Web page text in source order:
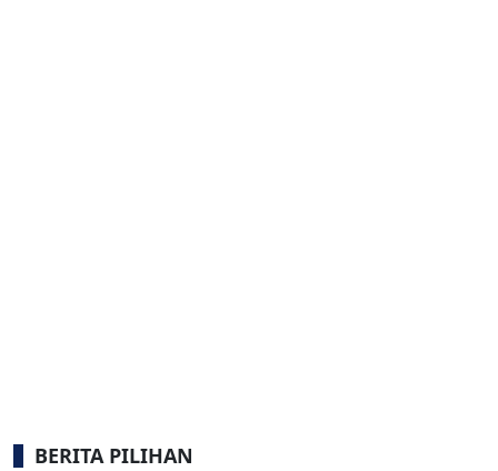
BERITA PILIHAN